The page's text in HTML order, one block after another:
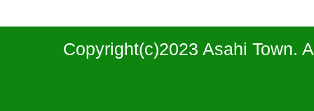
Copyright(c)2023 Asahi Town.